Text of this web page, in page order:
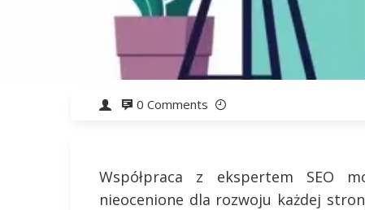
0 Comments
Współpraca z ekspertem SEO
nieocenione dla rozwoju każdej